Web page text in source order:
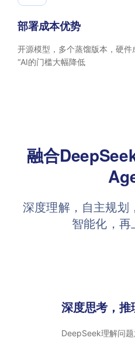
部署成本优势
开源模型，多个蒸馏版本，硬
“AI的门槛大幅降低
融合
深度理解，自主规划
智能化，
深度思考，推
DeepSeek理解问